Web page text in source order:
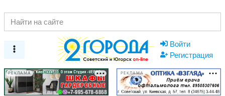
Войти
Регистрация
РЕКЛАМА РЕКЛАМА